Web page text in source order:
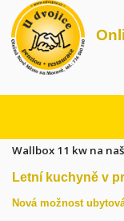
Wallbox 11 kw na
Letní kuchyně v
Nová možnost